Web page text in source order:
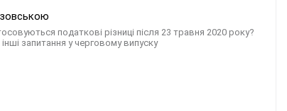
податкові різниці після 23 травня 2020 року?
інші запитання у черговому випуску